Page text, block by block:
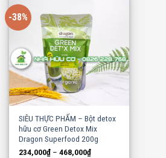
-38%
SIÊU THỰC PHẨM – Bột detox
hữu cơ Green Detox Mix
Dragon Superfood 200g
234,000₫ –468,000₫